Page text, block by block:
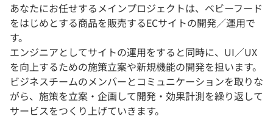
あなたにお任せするメインプロジェクトは、ベビーフード
をはじめとする商品を販売するECサイトの開発／運用で
す。
エンジニアとしてサイトの運用をすると同時に、UI／UX
を向上するための施策立案や新規機能の開発を担います。
ビジネスチームのメンバーとコミュニケーションを取りな
がら、施策を立案・企画して開発・効果計測を繰り返して
サービスをつくり上げていきます。